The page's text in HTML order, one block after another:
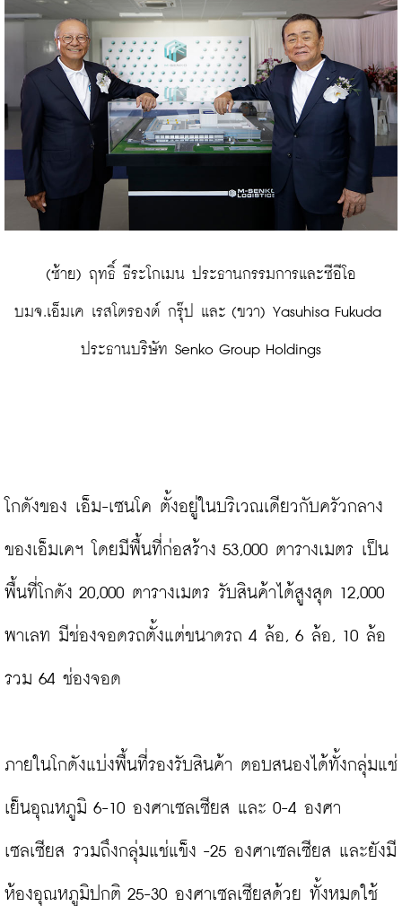
(ซ้าย) ฤทธิ์ ธีระโกเมน ประธานกรรมการและซีอีโอ
บมจ.เอ็มเค เรสโตรองต์ กรุ๊ป และ (ขวา) Yasuhisa Fukuda
ประธานบริษัท Senko Group Holdings
โกดังของ เอ็ม-เซนโค ตั้งอยู่ในบริเวณเดียวกับครัวกลาง
ของเอ็มเคฯ โดยมีพื้นที่ก่อสร้าง 53,000 ตารางเมตร เป็น
พื้นที่โกดัง 20,000 ตารางเมตร รับสินค้าได้สูงสุด 12,000
พาเลท มีช่องจอดรถตั้งแต่ขนาดรถ 4 ล้อ, 6 ล้อ, 10 ล้อ
รวม 64 ช่องจอด
ภายในโกดังแบ่งพื้นที่รองรับสินค้า ตอบสนองได้ทั้งกลุ่มแช่
เย็นอุณหภูมิ 6-10 องศาเซลเซียส และ 0-4 องศา
เซลเซียส รวมถึงกลุ่มแช่แข็ง -25 องศาเซลเซียส และยังมี
ห้องอุณหภูมิปกติ 25-30 องศาเซลเซียสด้วย ทั้งหมดใช้